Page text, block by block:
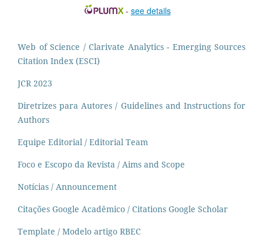
- see details
Web of Science / Clarivate Analytics - Emerging Sources
Citation Index (ESCI)
JCR 2023
Diretrizes para Autores / Guidelines and Instructions for
Authors
Equipe Editorial / Editorial Team
Foco e Escopo da Revista / Aims and Scope
Notícias / Announcement
Citações Google Acadêmico / Citations Google Scholar
Template / Modelo artigo RBEC